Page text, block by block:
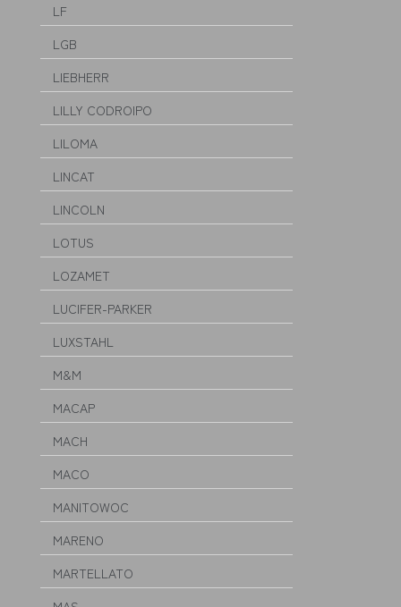
LF
LGB
LIEBHERR
LILLY CODROIPO
LILOMA
LINCAT
LINCOLN
LOTUS
LOZAMET
LUCIFER-PARKER
LUXSTAHL
M&M
MACAP
MACH
MACO
MANITOWOC
MARENO
MARTELLATO